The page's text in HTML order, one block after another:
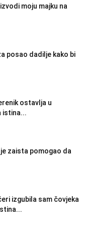
moju majku na
posao dadilje kako bi
ostavlja u
istina...
zaista pomogao da
izgubila sam čovjeka